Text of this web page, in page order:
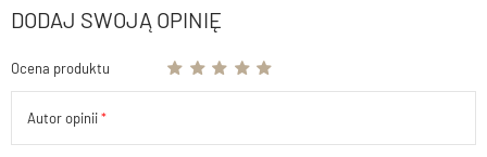
DODAJ SWOJĄ OPINIĘ
Ocena produktu
Autor opinii